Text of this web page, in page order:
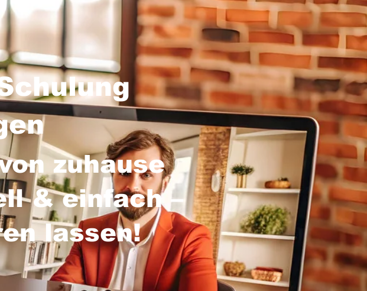
zuhause
& einfach –
lassen!